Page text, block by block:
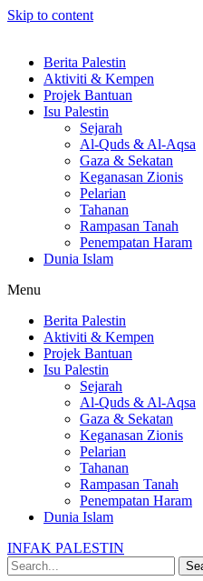
Skip to content
Berita Palestin
Aktiviti & Kempen
Projek Bantuan
Isu Palestin
Sejarah
Al-Quds & Al-Aqsa
Gaza & Sekatan
Keganasan Zionis
Pelarian
Tahanan
Rampasan Tanah
Penempatan Haram
Dunia Islam
Menu
Berita Palestin
Aktiviti & Kempen
Projek Bantuan
Isu Palestin
Sejarah
Al-Quds & Al-Aqsa
Gaza & Sekatan
Keganasan Zionis
Pelarian
Tahanan
Rampasan Tanah
Penempatan Haram
Dunia Islam
INFAK PALESTIN